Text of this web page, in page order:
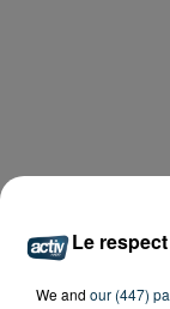
Le
We and our (447)